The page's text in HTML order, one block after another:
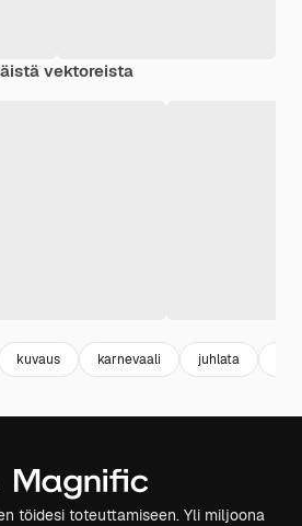
vektoreista
kuvaus karnevaali juhlata
töidesi toteuttamiseen. Yli miljoona